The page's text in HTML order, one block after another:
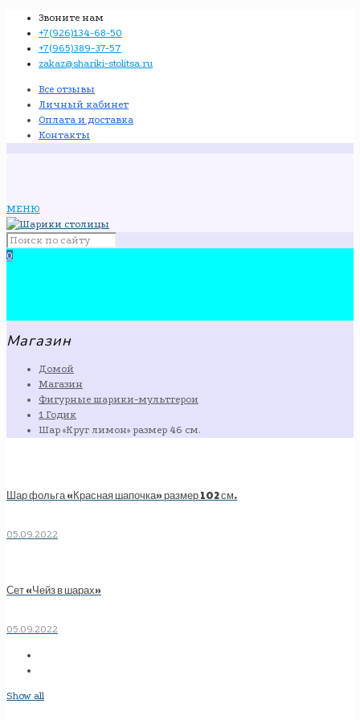
Звоните нам
+7(926)134-68-50
+7(965)389-37-57
zakaz@shariki-stolitsa.ru
Все отзывы
Личный кабинет
Оплата и доставка
Контакты
МЕНЮ
0
Магазин
Домой
Магазин
Фигурные шарики-мультгерои
1 Годик
Шар «Круг лимон» размер 46 см.
Шар фольга «Красная шапочка» размер 102 см.
05.09.2022
Сет «Чейз в шарах»
05.09.2022
Show all